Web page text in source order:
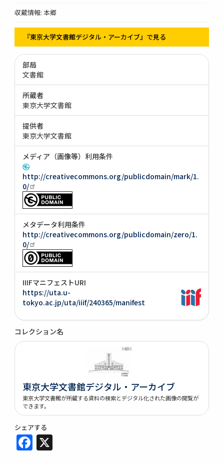
収蔵情報: 本郷
『東京大学文書館デジタル・アーカイブ』で見る
部局
文書館
所蔵者
東京大学文書館
提供者
東京大学文書館
メディア（画像等）利用条件
http://creativecommons.org/publicdomain/mark/1.
0/
メタデータ利用条件
http://creativecommons.org/publicdomain/zero/1.
0/
IIIFマニフェストURI
https://uta.u-
tokyo.ac.jp/uta/iiif/240365/manifest
コレクション名
東京大学文書館デジタル・アーカイブ
東京大学文書館が所蔵する資料の検索とデジタル化された画像の閲覧が
できます。
シェアする
Facebook